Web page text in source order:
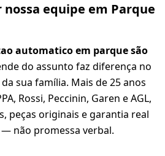
nossa equipe em Parque
automatico em parque são
do assunto faz diferença no
sua família. Mais de 25 anos
Rossi, Peccinin, Garen e AGL,
peças originais e garantia real
não promessa verbal.